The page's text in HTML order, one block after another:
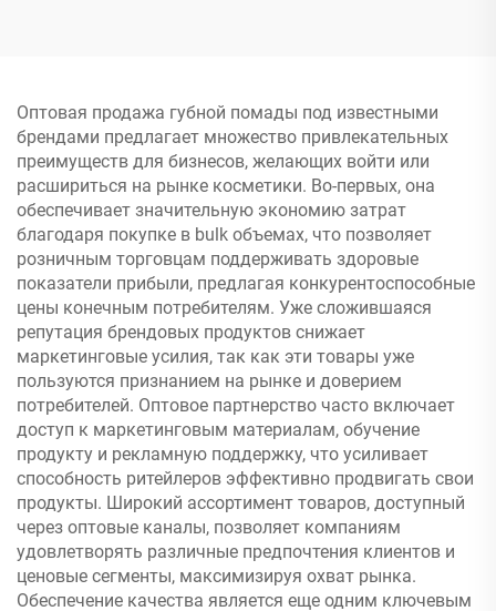
Оптовая продажа губной помады под известными
брендами предлагает множество привлекательных
преимуществ для бизнесов, желающих войти или
расшириться на рынке косметики. Во-первых, она
обеспечивает значительную экономию затрат
благодаря покупке в bulk объемах, что позволяет
розничным торговцам поддерживать здоровые
показатели прибыли, предлагая конкурентоспособные
цены конечным потребителям. Уже сложившаяся
репутация брендовых продуктов снижает
маркетинговые усилия, так как эти товары уже
пользуются признанием на рынке и доверием
потребителей. Оптовое партнерство часто включает
доступ к маркетинговым материалам, обучение
продукту и рекламную поддержку, что усиливает
способность ритейлеров эффективно продвигать свои
продукты. Широкий ассортимент товаров, доступный
через оптовые каналы, позволяет компаниям
удовлетворять различные предпочтения клиентов и
ценовые сегменты, максимизируя охват рынка.
Обеспечение качества является еще одним ключевым